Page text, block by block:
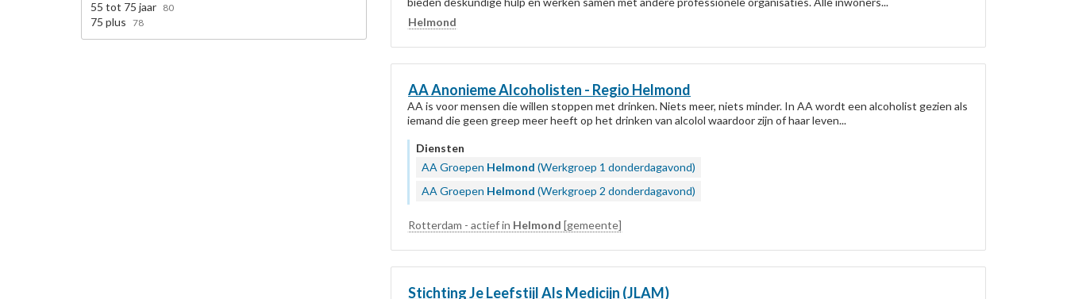
Helmond
AA Anonieme Alcoholisten - Regio Helmond
AA is voor mensen die willen stoppen met drinken. Niets meer, niets minder. In AA wordt een alcoholist gezien als
iemand die geen greep meer heeft op het drinken van alcolol waardoor zijn of haar leven...
Diensten
AA Groepen Helmond (Werkgroep 1 donderdagavond)
AA Groepen Helmond (Werkgroep 2 donderdagavond)
Rotterdam - actief in Helmond [gemeente]
Stichting Je Leefstijl Als Medicijn (JLAM)
55 tot 75 jaar 80
75 plus 78